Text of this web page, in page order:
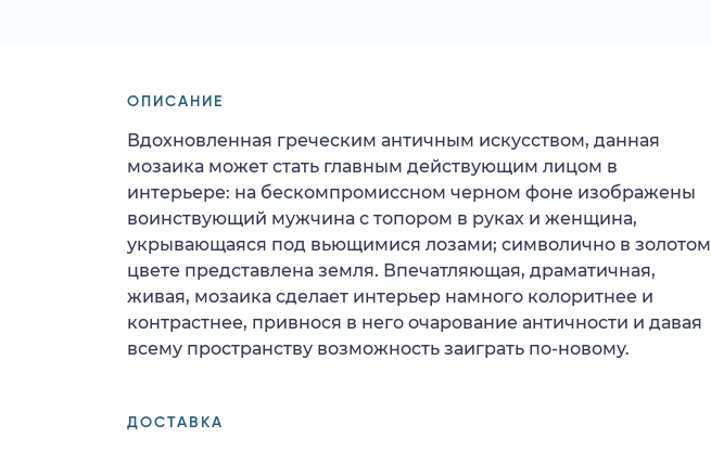
ОПИСАНИЕ
Вдохновленная греческим античным искусством, данная
мозаика может стать главным действующим лицом в
интерьере: на бескомпромиссном черном фоне изображены
воинствующий мужчина с топором в руках и женщина,
укрывающаяся под вьющимися лозами; символично в золотом
цвете представлена земля. Впечатляющая, драматичная,
живая, мозаика сделает интерьер намного колоритнее и
контрастнее, привнося в него очарование античности и давая
всему пространству возможность заиграть по-новому.
ДОСТАВКА